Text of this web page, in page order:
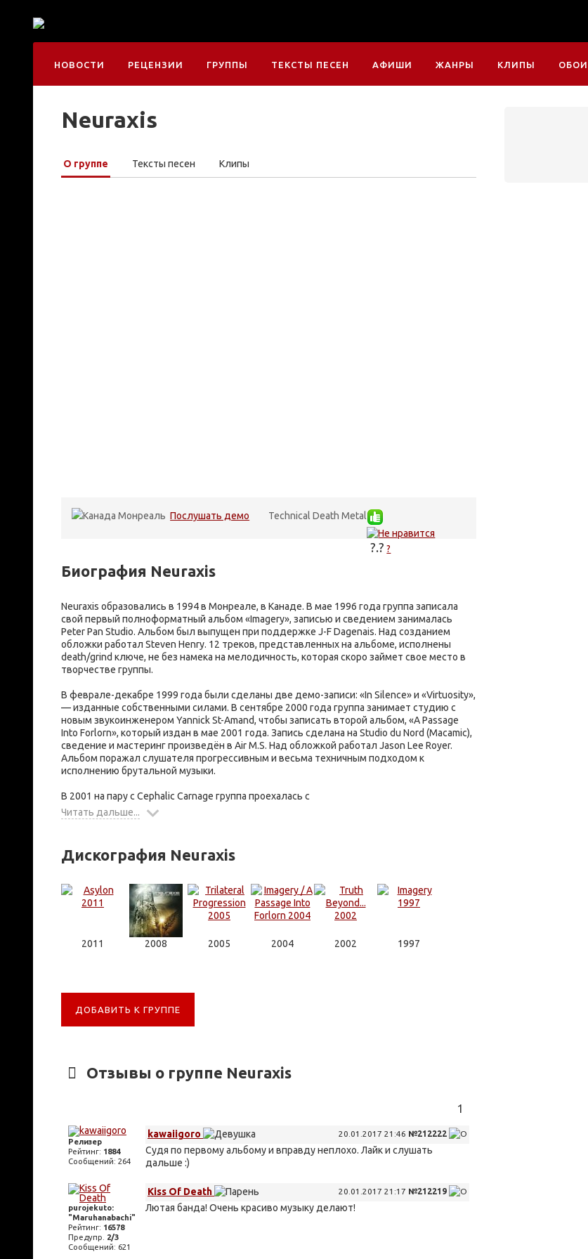
НОВОСТИ РЕЦЕНЗИИ ГРУППЫ ТЕКСТЫ ПЕСЕН АФИШИ ЖАНРЫ КЛИПЫ ОБОИ
Neuraxis
О группе Тексты песен Клипы
Монреаль Послушать демо Technical Death Metal
?.? ?
Биография Neuraxis
Neuraxis образовались в 1994 в Монреале, в Канаде. В мае 1996 года группа записала
свой первый полноформатный альбом «Imagery», записью и сведением занималась
Peter Pan Studio. Альбом был выпущен при поддержке J-F Dagenais. Над созданием
обложки работал Steven Henry. 12 треков, представленных на альбоме, исполнены
death/grind ключе, не без намека на мелодичность, которая скоро займет свое место в
творчестве группы.
В феврале-декабре 1999 года были сделаны две демо-записи: «In Silence» и «Virtuosity»,
— изданные собственными силами. В сентябре 2000 года группа занимает студию с
новым звукоинженером Yannick St-Amand, чтобы записать второй альбом, «A Passage
Into Forlorn», который издан в мае 2001 года. Запись сделана на Studio du Nord (Macamic),
сведение и мастеринг произведён в Air M.S. Над обложкой работал Jason Lee Royer.
Альбом поражал слушателя прогрессивным и весьма техничным подходом к
исполнению брутальной музыки.
В 2001 на пару с Cephalic Carnage группа проехалась с
Читать дальше...
Дискография Neuraxis
2011 2008 2005 2004 2002 1997
ДОБАВИТЬ К ГРУППЕ
Отзывы о группе Neuraxis
1
Релизер
Рейтинг: 1884
Сообщений: 264
kawaiigoro 20.01.2017 21:46 №212222
Судя по первому альбому и вправду неплохо. Лайк и слушать
дальше :)
purojekuto:
"Maruhanabachi"
Рейтинг: 16578
Предупр. 2/3
Сообщений: 621
Kiss Of Death 20.01.2017 21:17 №212219
Лютая банда! Очень красиво музыку делают!